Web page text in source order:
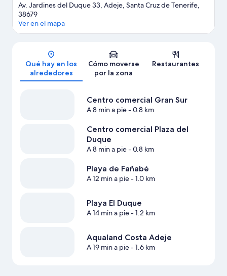
Av. Jardines del Duque 33, Adeje, Santa Cruz de Tenerife,
38679
Ver en el mapa
Qué hay en los
alrededores
Cómo moverse
por la zona
Restaurantes
Centro comercial Gran Sur
A 8 min a pie- 0.8 km
Centro comercial Plaza del
Duque
A 8 min a pie- 0.8 km
Playa de Fañabé
A 12 min a pie- 1.0 km
Playa El Duque
A 14 min a pie- 1.2 km
Aqualand Costa Adeje
A 19 min a pie- 1.6 km